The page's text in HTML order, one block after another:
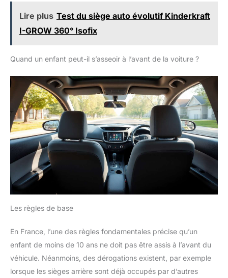
Lire plus Test du siège auto évolutif Kinderkraft
I-GROW 360° Isofix
Quand un enfant peut-il s’asseoir à l’avant de la voiture ?
Les règles de base
En France, l’une des règles fondamentales précise qu’un
enfant de moins de 10 ans ne doit pas être assis à l’avant du
véhicule. Néanmoins, des dérogations existent, par exemple
lorsque les sièges arrière sont déjà occupés par d’autres